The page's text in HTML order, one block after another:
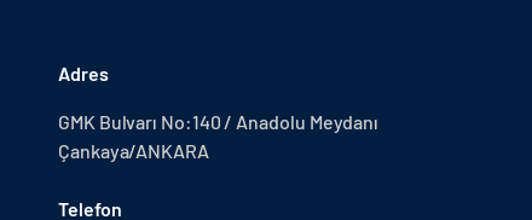
Adres
GMK Bulvarı No:140 / Anadolu Meydanı
Çankaya/ANKARA
Telefon